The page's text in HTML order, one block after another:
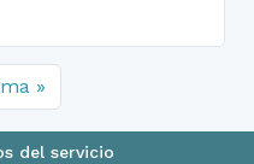
»
del servicio